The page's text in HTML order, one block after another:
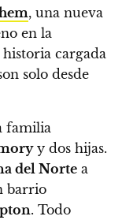
, una nueva
en la
cargada
solo desde
familia
y dos hijas.
del Norte a
barrio
. Todo